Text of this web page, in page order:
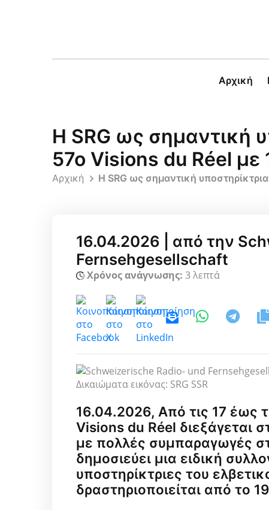
Αρχική
Η SRG ως σημαντική
57ο Visions du Réel
Αρχική Η SRG ως σημαντική
16.04.2026 | από την
Fernsehgesellschaft
Χρόνος ανάγνωσης: 3 λεπτά
Δικαιώματα εικόνας: SRG SSR
16.04.2026, Από τις 17 έως
Visions du Réel διεξάγεται
με πολλές συμπαραγωγές
δημοσιεύει μια ειδική
υποστηρίκτριες του
δραστηριοποιείται από το